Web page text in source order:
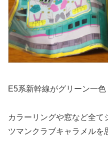
E5系新幹線がグリーン一色
カラーリングや窓など全て
ツマンクラブキャラメルを